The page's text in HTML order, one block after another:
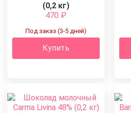
(0,2 кг)
470 ₽
Под заказ (3-5 дней)
Купить